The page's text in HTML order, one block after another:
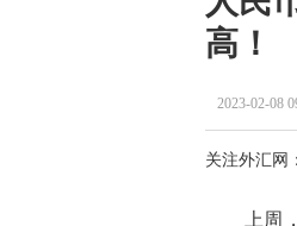
高！
2023-02-08
关注外汇网
上周，